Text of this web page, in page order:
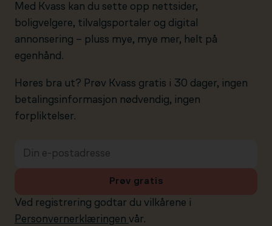
Med Kvass kan du sette opp nettsider,
boligvelgere, tilvalgsportaler og digital
annonsering – pluss mye, mye mer, helt på
egenhånd.
Høres bra ut? Prøv Kvass gratis i 30 dager, ingen
betalingsinformasjon nødvendig, ingen
forpliktelser.
Ved registrering godtar du vilkårene i
Personvernerklæringen vår.
Prøv gratis